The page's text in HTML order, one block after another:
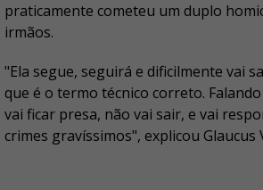
praticamente cometeu um duplo
irmãos.
"Ela segue, seguirá e dificilmente vai
que é o termo técnico correto.
vai ficar presa, não vai sair, e vai
crimes gravíssimos", explicou Glaucus